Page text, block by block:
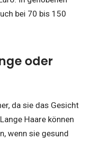
bei 70 bis 150
oder
da sie das Gesicht
Haare können
wenn sie gesund